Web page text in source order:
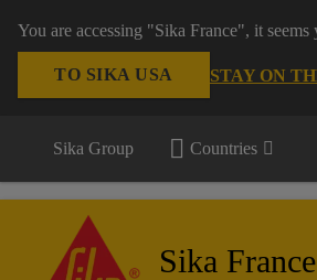
You are accessing "Sika France", it
TO SIKA USA STAY ON
Sika Group Countries
Sika France